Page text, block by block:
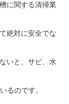
に関する清掃業
絶対に安全でな
いと、サビ、水
るのです。